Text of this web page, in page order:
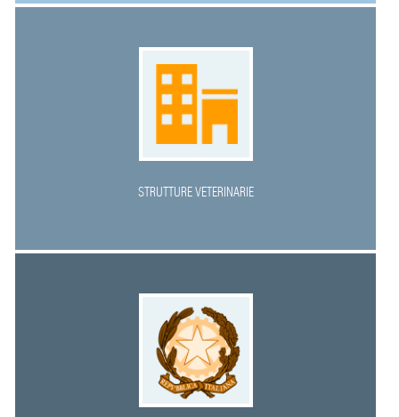
STRUTTURE VETERINARIE